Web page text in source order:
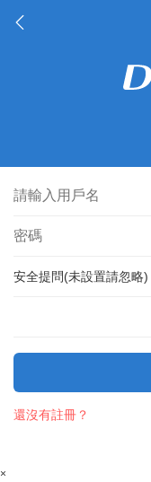
安全提問(未設置請忽略)
還沒有註冊？
×